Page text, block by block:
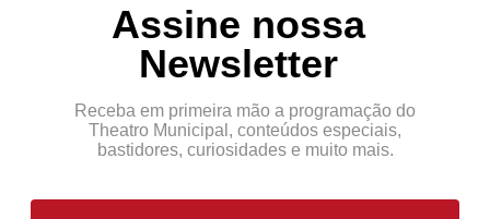
Assine nossa
Newsletter
Receba em primeira mão a programação do
Theatro Municipal, conteúdos especiais,
bastidores, curiosidades e muito mais.